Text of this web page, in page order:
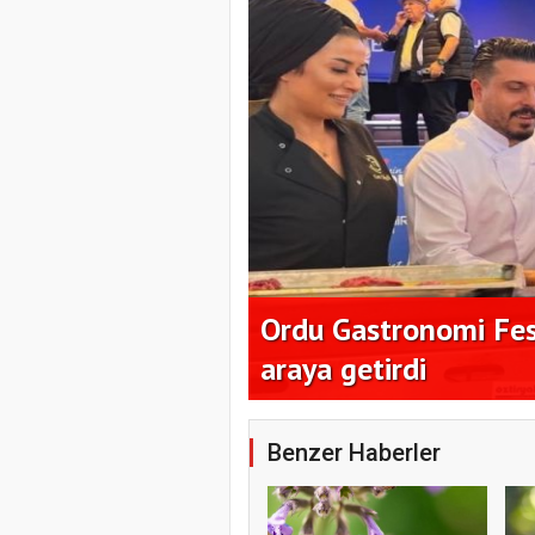
Ordu Gastronomi
araya getirdi
Benzer Haberler